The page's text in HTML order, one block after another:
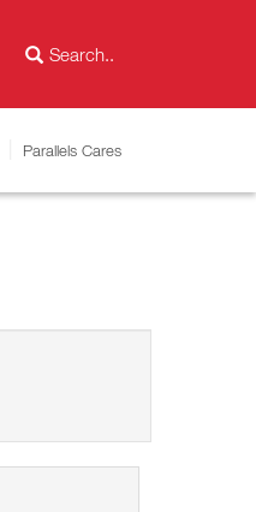
Parallels Cares